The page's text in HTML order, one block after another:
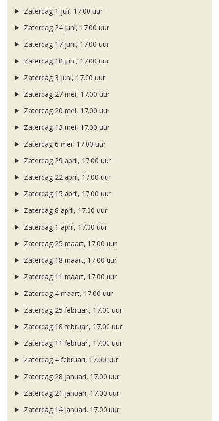
Zaterdag 1 juli, 17.00 uur
Zaterdag 24 juni, 17.00 uur
Zaterdag 17 juni, 17.00 uur
Zaterdag 10 juni, 17.00 uur
Zaterdag 3 juni, 17.00 uur
Zaterdag 27 mei, 17.00 uur
Zaterdag 20 mei, 17.00 uur
Zaterdag 13 mei, 17.00 uur
Zaterdag 6 mei, 17.00 uur
Zaterdag 29 april, 17.00 uur
Zaterdag 22 april, 17.00 uur
Zaterdag 15 april, 17.00 uur
Zaterdag 8 april, 17.00 uur
Zaterdag 1 april, 17.00 uur
Zaterdag 25 maart, 17.00 uur
Zaterdag 18 maart, 17.00 uur
Zaterdag 11 maart, 17.00 uur
Zaterdag 4 maart, 17.00 uur
Zaterdag 25 februari, 17.00 uur
Zaterdag 18 februari, 17.00 uur
Zaterdag 11 februari, 17.00 uur
Zaterdag 4 februari, 17.00 uur
Zaterdag 28 januari, 17.00 uur
Zaterdag 21 januari, 17.00 uur
Zaterdag 14 januari, 17.00 uur